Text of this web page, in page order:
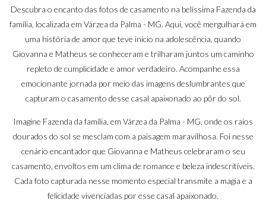
Descubra o encanto das fotos de casamento na belíssima Fazenda da
família, localizada em Várzea da Palma - MG. Aqui, você mergulhará em
uma história de amor que teve início na adolescência, quando
Giovanna e Matheus se conheceram e trilharam juntos um caminho
repleto de cumplicidade e amor verdadeiro. Acompanhe essa
emocionante jornada por meio das imagens deslumbrantes que
capturam o casamento desse casal apaixonado ao pôr do sol.
Imagine Fazenda da família, em Várzea da Palma - MG, onde os raios
dourados do sol se mesclam com a paisagem maravilhosa. Foi nesse
cenário encantador que Giovanna e Matheus celebraram o seu
casamento, envoltos em um clima de romance e beleza indescritíveis.
Cada foto capturada nesse momento especial transmite a magia e a
felicidade vivenciadas por esse casal apaixonado.